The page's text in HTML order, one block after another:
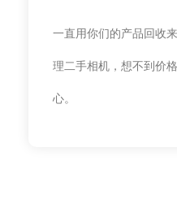
一直用你们的产品回收
理二手相机，想不到价
心。